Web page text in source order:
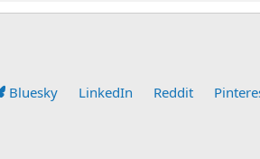
Bluesky LinkedIn Reddit